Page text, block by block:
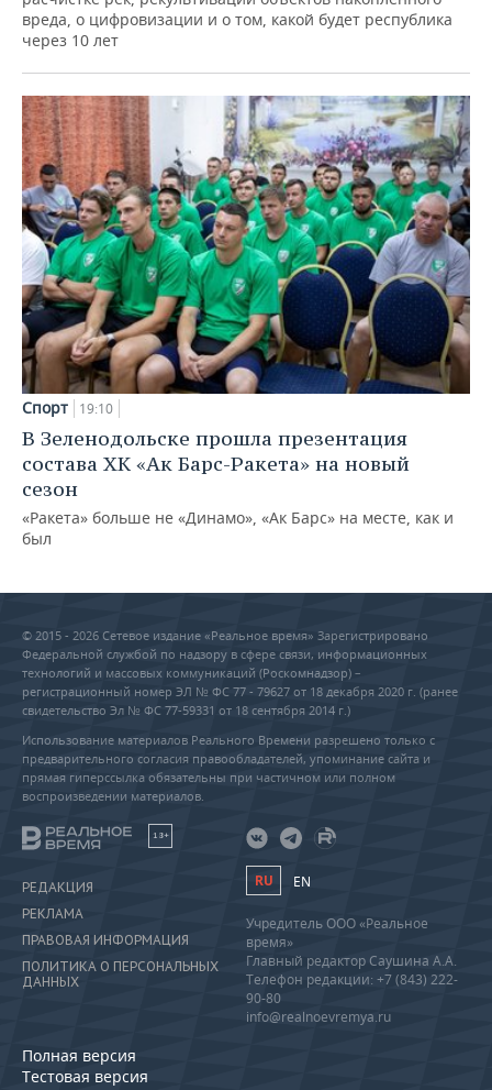
вреда, о цифровизации и о том, какой будет республика
через 10 лет
Спорт 19:10
В Зеленодольске прошла презентация
состава ХК «Ак Барс-Ракета» на новый
сезон
«Ракета» больше не «Динамо», «Ак Барс» на месте, как и
был
© 2015 - 2026 Сетевое издание «Реальное время» Зарегистрировано
Федеральной службой по надзору в сфере связи, информационных
технологий и массовых коммуникаций (Роскомнадзор) –
регистрационный номер ЭЛ № ФС 77 - 79627 от 18 декабря 2020 г. (ранее
свидетельство Эл № ФС 77-59331 от 18 сентября 2014 г.)
Использование материалов Реального Времени разрешено только с
предварительного согласия правообладателей, упоминание сайта и
прямая гиперссылка обязательны при частичном или полном
воспроизведении материалов.
18+
РЕДАКЦИЯ
РЕКЛАМА
ПРАВОВАЯ ИНФОРМАЦИЯ
ПОЛИТИКА О ПЕРСОНАЛЬНЫХ
ДАННЫХ
Полная версия
Тестовая версия
RU EN
Учредитель ООО «Реальное
время»
Главный редактор Саушина А.А.
Телефон редакции: +7 (843) 222-
90-80
info@realnoevremya.ru